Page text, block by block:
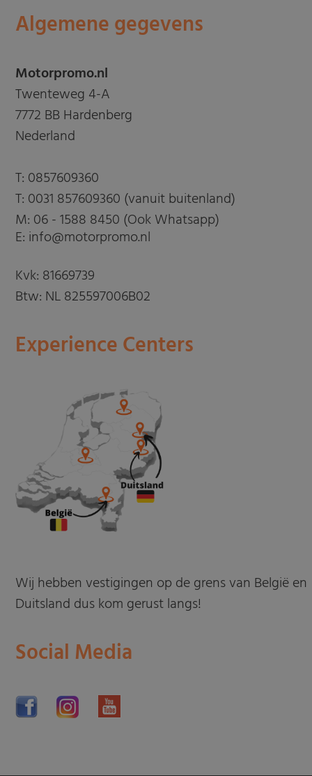
Algemene gegevens
Motorpromo.nl
Twenteweg 4-A
7772 BB Hardenberg
Nederland
T: 0857609360
T: 0031 857609360 (vanuit buitenland)
M: 06 - 1588 8450 (Ook Whatsapp)
E: info@motorpromo.nl
Kvk: 81669739
Btw: NL 825597006B02
Experience Centers
Wij hebben vestigingen op de grens van België en
Duitsland dus kom gerust langs!
Social Media